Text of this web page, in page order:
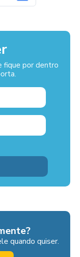
fique por dentro
quando quiser.